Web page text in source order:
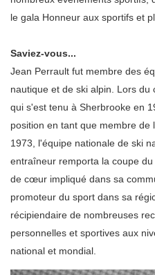
le gala Honneur aux sportifs et
Saviez-vous...
Jean Perrault fut membre des
nautique et de ski alpin. Lors du
qui s'est tenu à Sherbrooke en
position en tant que membre de
1973, l'équipe nationale de ski
entraîneur remporta la coupe
de cœur impliqué dans sa
promoteur du sport dans sa
récipiendaire de nombreuses
personnelles et sportives aux
national et mondial.